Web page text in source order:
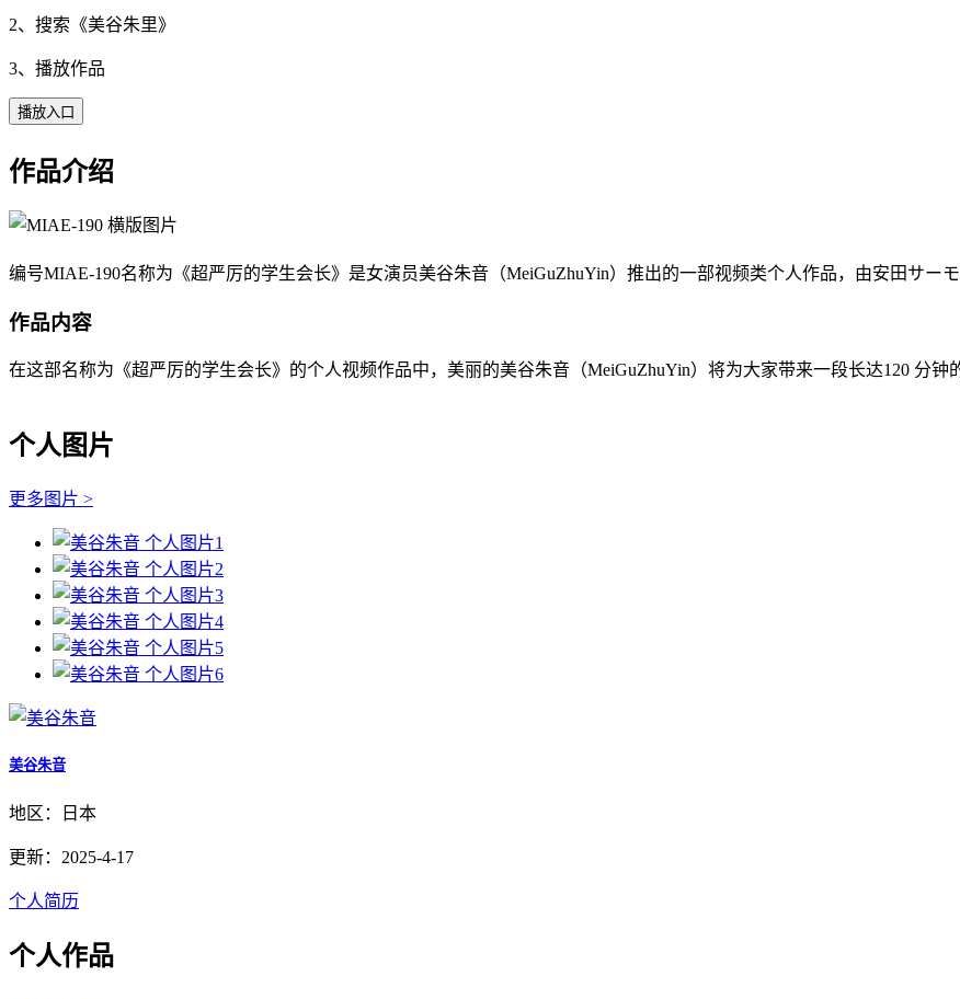
2、搜索《美谷朱里》
3、播放作品
播放入口
作品介绍
编号MIAE-190名称为《超严厉的学生会长》是女演员美谷朱音（MeiGuZhuYin）推出的一部视频类个人作品，由安田サー
作品内容
在这部名称为《超严厉的学生会长》的个人视频作品中，美丽的美谷朱音（MeiGuZhuYin）将为大家带来一段长达120 分钟
个人图片
更多图片 >
美谷朱音
地区：日本
更新：2025-4-17
个人简历
个人作品